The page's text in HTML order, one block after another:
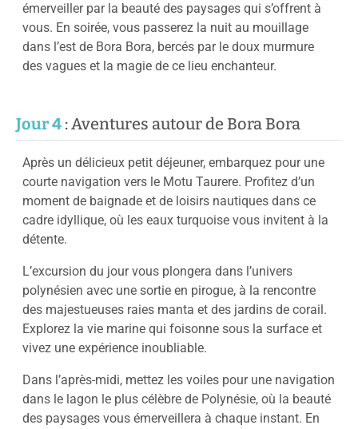
émerveiller par la beauté des paysages qui s’offrent à
vous. En soirée, vous passerez la nuit au mouillage
dans l’est de Bora Bora, bercés par le doux murmure
des vagues et la magie de ce lieu enchanteur.
Jour 4 : Aventures autour de Bora Bora
Après un délicieux petit déjeuner, embarquez pour une
courte navigation vers le Motu Taurere. Profitez d’un
moment de baignade et de loisirs nautiques dans ce
cadre idyllique, où les eaux turquoise vous invitent à la
détente.
L’excursion du jour vous plongera dans l’univers
polynésien avec une sortie en pirogue, à la rencontre
des majestueuses raies manta et des jardins de corail.
Explorez la vie marine qui foisonne sous la surface et
vivez une expérience inoubliable.
Dans l’après-midi, mettez les voiles pour une navigation
dans le lagon le plus célèbre de Polynésie, où la beauté
des paysages vous émerveillera à chaque instant. En